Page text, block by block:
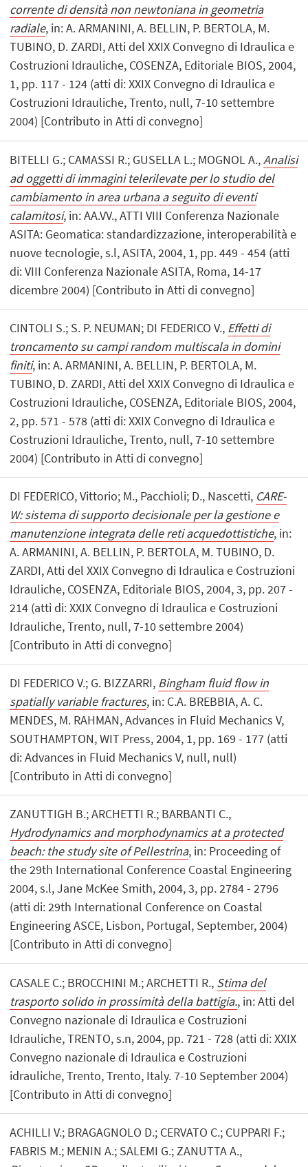
corrente di densità non newtoniana in geometria
radiale, in: A. ARMANINI, A. BELLIN, P. BERTOLA, M.
TUBINO, D. ZARDI, Atti del XXIX Convegno di Idraulica e
Costruzioni Idrauliche, COSENZA, Editoriale BIOS, 2004,
1, pp. 117 - 124 (atti di: XXIX Convegno di Idraulica e
Costruzioni Idrauliche, Trento, null, 7-10 settembre
2004) [Contributo in Atti di convegno]
BITELLI G.; CAMASSI R.; GUSELLA L.; MOGNOL A.,Analisi
ad oggetti di immagini telerilevate per lo studio del
cambiamento in area urbana a seguito di eventi
calamitosi, in: AA.VV., ATTI VIII Conferenza Nazionale
ASITA: Geomatica: standardizzazione, interoperabilità e
nuove tecnologie, s.l, ASITA, 2004, 1, pp. 449 - 454 (atti
di: VIII Conferenza Nazionale ASITA, Roma, 14-17
dicembre 2004) [Contributo in Atti di convegno]
CINTOLI S.; S. P. NEUMAN; DI FEDERICO V., Effetti di
troncamento su campi random multiscala in domini
finiti, in: A. ARMANINI, A. BELLIN, P. BERTOLA, M.
TUBINO, D. ZARDI, Atti del XXIX Convegno di Idraulica e
Costruzioni Idrauliche, COSENZA, Editoriale BIOS, 2004,
2, pp. 571 - 578 (atti di: XXIX Convegno di Idraulica e
Costruzioni Idrauliche, Trento, null, 7-10 settembre
2004) [Contributo in Atti di convegno]
DI FEDERICO, Vittorio; M., Pacchioli; D., Nascetti, CARE-
W: sistema di supporto decisionale per la gestione e
manutenzione integrata delle reti acquedottistiche, in:
A. ARMANINI, A. BELLIN, P. BERTOLA, M. TUBINO, D.
ZARDI, Atti del XXIX Convegno di Idraulica e Costruzioni
Idrauliche, COSENZA, Editoriale BIOS, 2004, 3, pp. 207 -
214 (atti di: XXIX Convegno di Idraulica e Costruzioni
Idrauliche, Trento, null, 7-10 settembre 2004)
[Contributo in Atti di convegno]
DI FEDERICO V.; G. BIZZARRI, Bingham fluid flow in
spatially variable fractures, in: C.A. BREBBIA, A. C.
MENDES, M. RAHMAN, Advances in Fluid Mechanics V,
SOUTHAMPTON, WIT Press, 2004, 1, pp. 169 - 177 (atti
di: Advances in Fluid Mechanics V, null, null)
[Contributo in Atti di convegno]
ZANUTTIGH B.; ARCHETTI R.; BARBANTI C.,
Hydrodynamics and morphodynamics at a protected
beach: the study site of Pellestrina, in: Proceeding of
the 29th International Conference Coastal Engineering
2004, s.l, Jane McKee Smith, 2004, 3, pp. 2784 - 2796
(atti di: 29th International Conference on Coastal
Engineering ASCE, Lisbon, Portugal, September, 2004)
[Contributo in Atti di convegno]
CASALE C.; BROCCHINI M.; ARCHETTI R., Stima del
trasporto solido in prossimità della battigia., in: Atti del
Convegno nazionale di Idraulica e Costruzioni
Idrauliche, TRENTO, s.n, 2004, pp. 721 - 728 (atti di: XXIX
Convegno nazionale di Idraulica e Costruzioni
idrauliche, Trento, Trento, Italy. 7-10 September 2004)
[Contributo in Atti di convegno]
ACHILLI V.; BRAGAGNOLO D.; CERVATO C.; CUPPARI F.;
FABRIS M.; MENIN A.; SALEMI G.; ZANUTTA A.,